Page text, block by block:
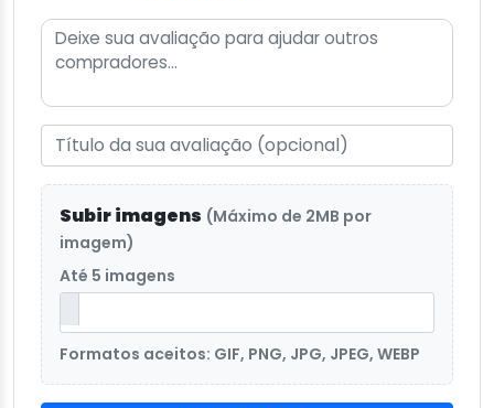
Subir imagens (Máximo de 2MB por
imagem)
Até 5 imagens
Formatos aceitos: GIF, PNG, JPG, JPEG, WEBP